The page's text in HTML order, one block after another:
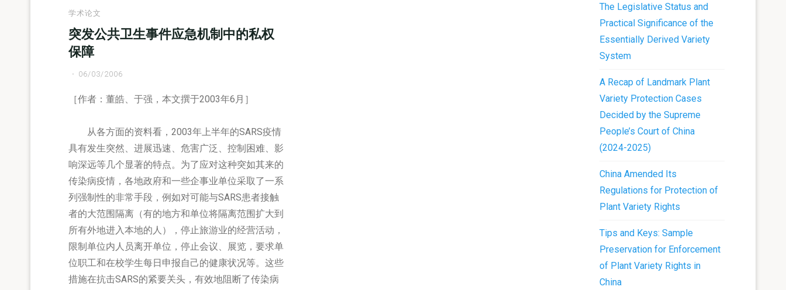
学术论文
突发公共卫生事件应急机制中的私权
保障
06/03/2006
［作者：董皓、于强，本文撰于2003年6月］
从各方面的资料看，2003年上半年的SARS疫情
具有发生突然、进展迅速、危害广泛、控制困难、影
响深远等几个显著的特点。为了应对这种突如其来的
传染病疫情，各地政府和一些企事业单位采取了一系
列强制性的非常手段，例如对可能与SARS患者接触
者的大范围隔离（有的地方和单位将隔离范围扩大到
所有外地进入本地的人），停止旅游业的经营活动，
限制单位内人员离开单位，停止会议、展览，要求单
位职工和在校学生每日申报自己的健康状况等。这些
措施在抗击SARS的紧要关头，有效地阻断了传染病
The Legislative Status and
Practical Significance of the
Essentially Derived Variety
System
A Recap of Landmark Plant
Variety Protection Cases
Decided by the Supreme
People’s Court of China
(2024-2025)
China Amended Its
Regulations for Protection of
Plant Variety Rights
Tips and Keys: Sample
Preservation for Enforcement
of Plant Variety Rights in
China